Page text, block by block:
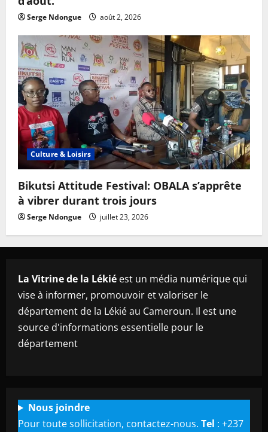
Serge Ndongue août 2, 2026
Culture & Loisirs
Bikutsi Attitude Festival: OBALA s’apprête
à vibrer durant trois jours
Serge Ndongue juillet 23, 2026
La Vitrine de la Lékié est un média numérique qui
vise à informer, promouvoir et valoriser le
département de la Lékié au Cameroun. Il est une
source d'informations essentielle pour le
département
Nous joindre
Pour toute sollicitation, contactez-nous. Tel : +237